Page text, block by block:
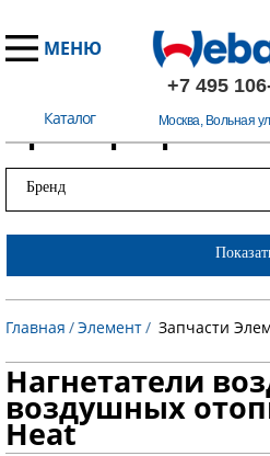
МЕНЮ
+7 495
Москва, Вольная
Каталог
Примеры работ
Бренд
Главная /Элемент/ Запчасти
Нагнетатели
воздушных
Heat